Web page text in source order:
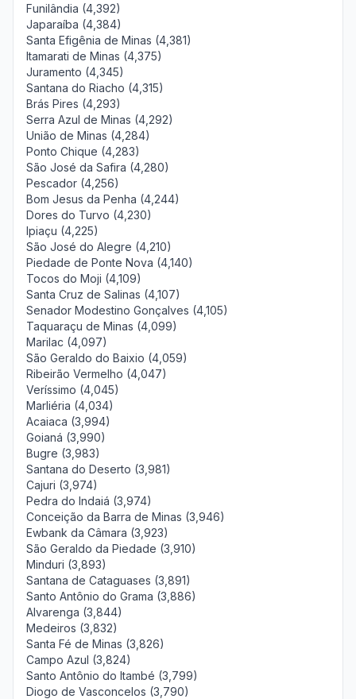
Funilândia (4,392)
Japaraíba (4,384)
Santa Efigênia de Minas (4,381)
Itamarati de Minas (4,375)
Juramento (4,345)
Santana do Riacho (4,315)
Brás Pires (4,293)
Serra Azul de Minas (4,292)
União de Minas (4,284)
Ponto Chique (4,283)
São José da Safira (4,280)
Pescador (4,256)
Bom Jesus da Penha (4,244)
Dores do Turvo (4,230)
Ipiaçu (4,225)
São José do Alegre (4,210)
Piedade de Ponte Nova (4,140)
Tocos do Moji (4,109)
Santa Cruz de Salinas (4,107)
Senador Modestino Gonçalves (4,105)
Taquaraçu de Minas (4,099)
Marilac (4,097)
São Geraldo do Baixio (4,059)
Ribeirão Vermelho (4,047)
Veríssimo (4,045)
Marliéria (4,034)
Acaiaca (3,994)
Goianá (3,990)
Bugre (3,983)
Santana do Deserto (3,981)
Cajuri (3,974)
Pedra do Indaiá (3,974)
Conceição da Barra de Minas (3,946)
Ewbank da Câmara (3,923)
São Geraldo da Piedade (3,910)
Minduri (3,893)
Santana de Cataguases (3,891)
Santo Antônio do Grama (3,886)
Alvarenga (3,844)
Medeiros (3,832)
Santa Fé de Minas (3,826)
Campo Azul (3,824)
Santo Antônio do Itambé (3,799)
Diogo de Vasconcelos (3,790)